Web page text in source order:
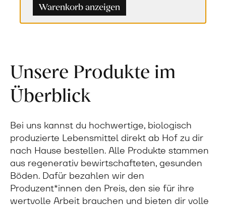
Warenkorb anzeigen
Unsere Produkte im
Überblick
Bei uns kannst du hochwertige, biologisch
produzierte Lebensmittel direkt ab Hof zu dir
nach Hause bestellen. Alle Produkte stammen
aus regenerativ bewirtschafteten, gesunden
Böden. Dafür bezahlen wir den
Produzent*innen den Preis, den sie für ihre
wertvolle Arbeit brauchen und bieten dir volle